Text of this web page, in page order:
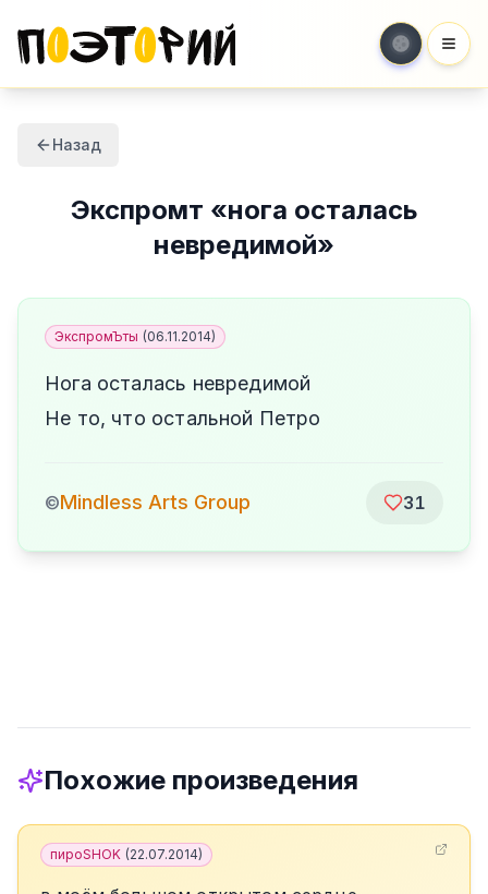
Назад
Экспромт «нога осталась
невредимой»
ЭкспромЪты (06.11.2014)
Нога осталась невредимой
Не то, что остальной Петро
©Mindless Arts Group 31
Похожие произведения
пироSHOK (22.07.2014)